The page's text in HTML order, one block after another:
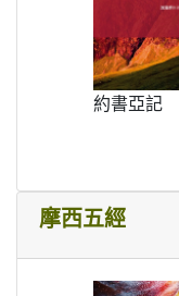
約書亞記
摩西五經